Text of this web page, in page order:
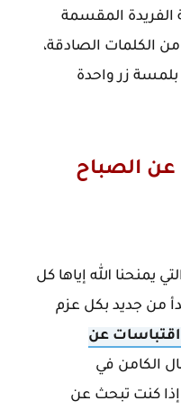
الفريدة المقسمة
من الكلمات الصادقة،
زر واحدة
عن الصباح
يمنحنا الله إياها كل
من جديد بكل عزم
اقتباسات عن
الكامن في
إذا كنت تبحث عن